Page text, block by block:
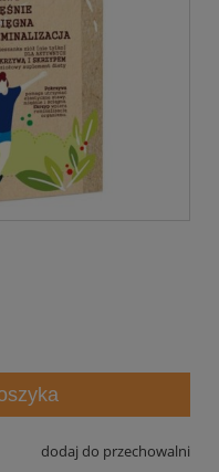
dodaj do przechowalni